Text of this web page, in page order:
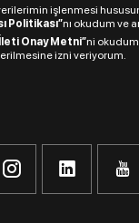
işlenmesi
Politikası”nı okudum ve
Onay Metni”ni
izni veriyorum.